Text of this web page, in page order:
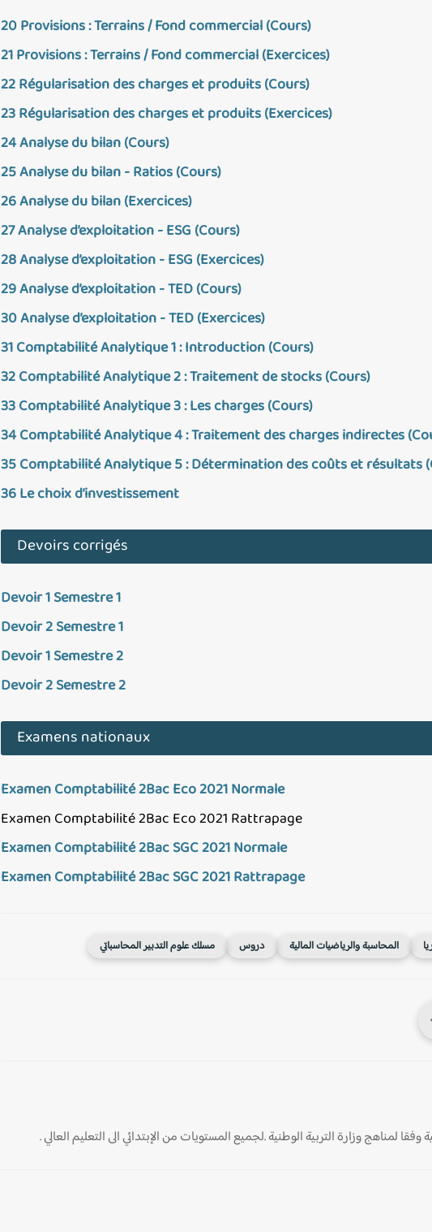
20 Provisions : Terrains / Fond commercial (Cours)
21 Provisions : Terrains / Fond commercial (Exercices)
22 Régularisation des charges et produits (Cours)
23 Régularisation des charges et produits (Exercices)
24 Analyse du bilan (Cours)
25 Analyse du bilan - Ratios (Cours)
26 Analyse du bilan (Exercices)
27 Analyse d’exploitation - ESG (Cours)
28 Analyse d’exploitation - ESG (Exercices)
29 Analyse d’exploitation - TED (Cours)
30 Analyse d’exploitation - TED (Exercices)
31 Comptabilité Analytique 1 : Introduction (Cours)
32 Comptabilité Analytique 2 : Traitement de stocks (Cours)
33 Comptabilité Analytique 3 : Les charges (Cours)
34 Comptabilité Analytique 4 : Traitement des charges indirectes
35 Comptabilité Analytique 5 : Détermination des coûts et résultats
36 Le choix d’investissement
Devoirs corrigés
Devoir 1 Semestre 1
Devoir 2 Semestre 1
Devoir 1 Semestre 2
Devoir 2 Semestre 2
Examens nationaux
Examen Comptabilité 2Bac Eco 2021 Normale
Examen Comptabilité 2Bac Eco 2021 Rattrapage
Examen Comptabilité 2Bac SGC 2021 Normale
Examen Comptabilité 2Bac SGC 2021 Rattrapage
المحاسبة والرياضيات المالية دروس مسلك علوم التدبير المحاسباتي
لمناهج وزارة التربية الوطنية .لجميع المستويات من الإبتدائي الى التعليم العالي .